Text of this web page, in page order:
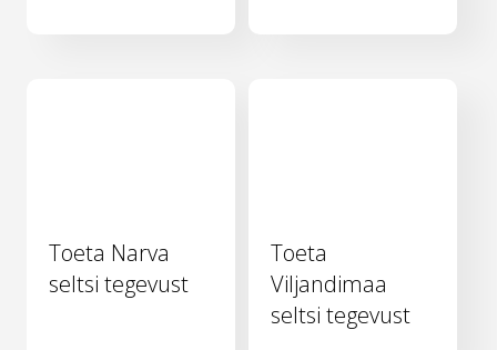
Toeta Narva
seltsi tegevust
Toeta
Viljandimaa
seltsi tegevust